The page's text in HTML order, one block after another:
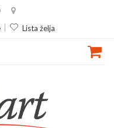
Lista želja